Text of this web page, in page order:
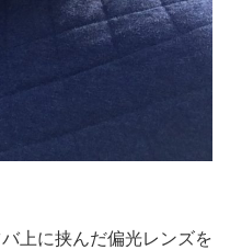
上に挟んだ偏光レンズを